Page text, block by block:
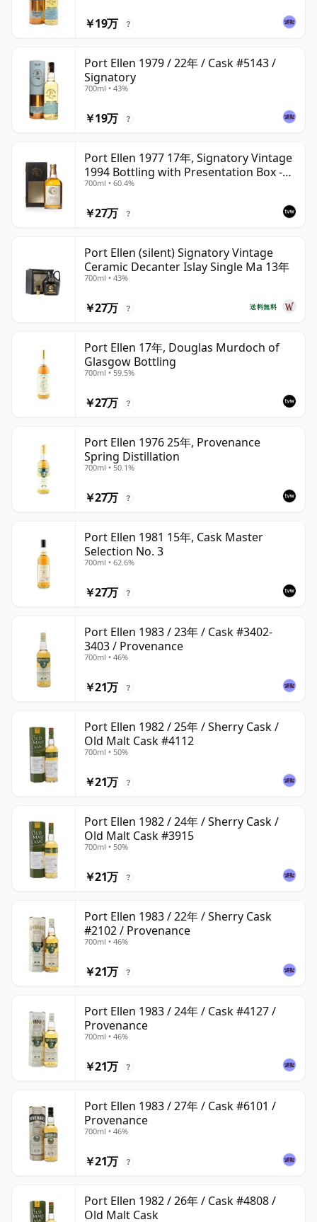
￥19万 ?
Port Ellen 1979 / 22年 / Cask #5143 /
Signatory
700ml • 43%
￥19万 ?
Port Ellen 1977 17年, Signatory Vintage
1994 Bottling with Presentation Box -
Cask 5560
700ml • 60.4%
￥27万 ?
Port Ellen (silent) Signatory Vintage
Ceramic Decanter Islay Single Ma 13年
700ml • 43%
送料無料
￥27万 ?
Port Ellen 17年, Douglas Murdoch of
Glasgow Bottling
700ml • 59.5%
￥27万 ?
Port Ellen 1976 25年, Provenance
Spring Distillation
700ml • 50.1%
￥27万 ?
Port Ellen 1981 15年, Cask Master
Selection No. 3
700ml • 62.6%
￥27万 ?
Port Ellen 1983 / 23年 / Cask #3402-
3403 / Provenance
700ml • 46%
￥21万 ?
Port Ellen 1982 / 25年 / Sherry Cask /
Old Malt Cask #4112
700ml • 50%
￥21万 ?
Port Ellen 1982 / 24年 / Sherry Cask /
Old Malt Cask #3915
700ml • 50%
￥21万 ?
Port Ellen 1983 / 22年 / Sherry Cask
#2102 / Provenance
700ml • 46%
￥21万 ?
Port Ellen 1983 / 24年 / Cask #4127 /
Provenance
700ml • 46%
￥21万 ?
Port Ellen 1983 / 27年 / Cask #6101 /
Provenance
700ml • 46%
￥21万 ?
Port Ellen 1982 / 26年 / Cask #4808 /
Old Malt Cask